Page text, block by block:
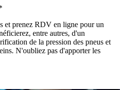
et prenez RDV en ligne pour un
entre autres, d'un
de la pression des pneus et
N'oubliez pas d'apporter les